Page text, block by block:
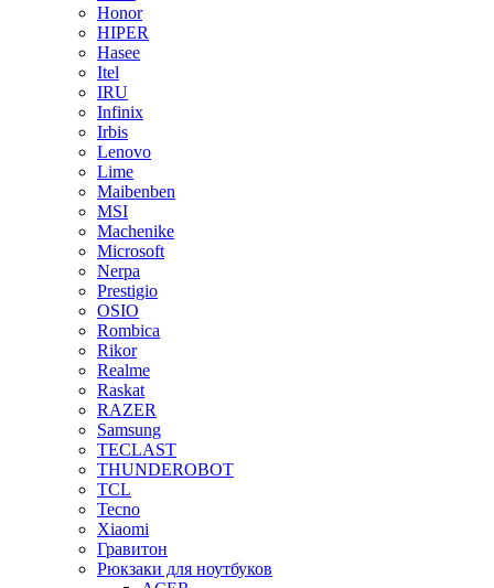
Honor
HIPER
Hasee
Itel
IRU
Infinix
Irbis
Lenovo
Lime
Maibenben
MSI
Machenike
Microsoft
Nerpa
Prestigio
OSIO
Rombica
Rikor
Realme
Raskat
RAZER
Samsung
TECLAST
THUNDEROBOT
TCL
Tecno
Xiaomi
Гравитон
Рюкзаки для ноутбуков